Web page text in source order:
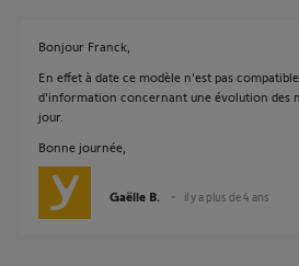
Bonjour Franck,
En effet à date ce modèle n'est pas
d'information concernant une évolution des
jour.
Bonne journée,
Gaëlle B. il y a plus de 4 ans